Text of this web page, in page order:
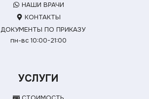
НАШИ ВРАЧИ
КОНТАКТЫ
ДОКУМЕНТЫ ПО ПРИКАЗУ
пн-вс 10:00-21:00
УСЛУГИ